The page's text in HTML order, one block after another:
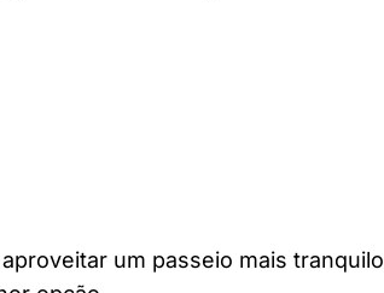
um passeio mais tranquilo